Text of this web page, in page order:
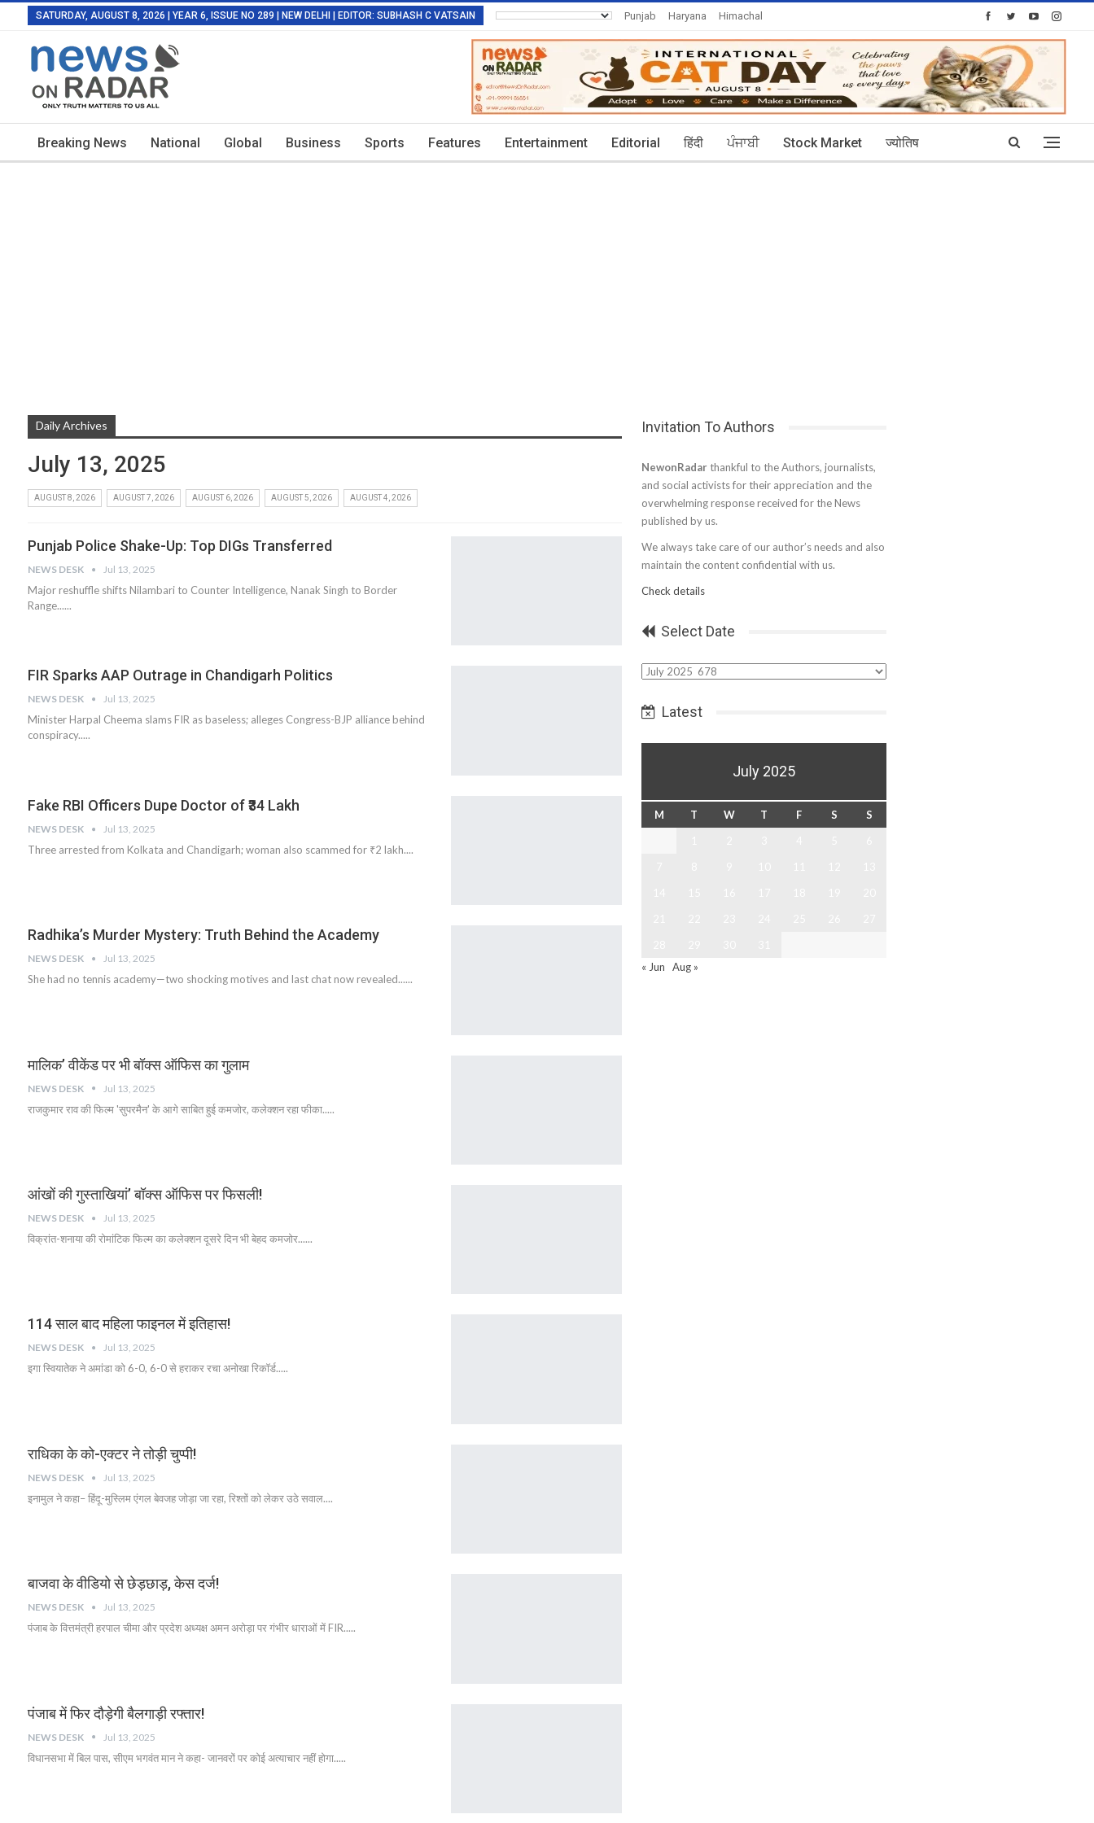
SATURDAY, AUGUST 8, 2026 | YEAR 6, ISSUE NO 289 | NEW DELHI | EDITOR: SUBHASH C VATSAIN Punjab Haryana
Himachal
Invitation To Authors
Today's Posts: 30
Breaking News National Global Business Sports Features Entertainment Editorial हिंदी ਪੰਜਾਬੀ Stock Market ज्योतिष
Daily Archives
July 13, 2025
AUGUST 8, 2026 AUGUST 7, 2026 AUGUST 6, 2026 AUGUST 5, 2026 AUGUST 4, 2026
Punjab Police Shake-Up: Top DIGs Transferred
NEWS DESK Jul 13, 2025
Major reshuffle shifts Nilambari to Counter Intelligence, Nanak Singh to Border
Range......
FIR Sparks AAP Outrage in Chandigarh Politics
NEWS DESK Jul 13, 2025
Minister Harpal Cheema slams FIR as baseless; alleges Congress-BJP alliance behind
conspiracy.....
Fake RBI Officers Dupe Doctor of ₹34 Lakh
NEWS DESK Jul 13, 2025
Three arrested from Kolkata and Chandigarh; woman also scammed for ₹2 lakh....
Radhika’s Murder Mystery: Truth Behind the Academy
NEWS DESK Jul 13, 2025
She had no tennis academy—two shocking motives and last chat now revealed......
मालिक’ वीकेंड पर भी बॉक्स ऑफिस का गुलाम
NEWS DESK Jul 13, 2025
राजकुमार राव की फिल्म 'सुपरमैन' के आगे साबित हुई कमजोर, कलेक्शन रहा फीका.....
आंखों की गुस्ताखियां’ बॉक्स ऑफिस पर फिसली!
NEWS DESK Jul 13, 2025
विक्रांत-शनाया की रोमांटिक फिल्म का कलेक्शन दूसरे दिन भी बेहद कमजोर......
114 साल बाद महिला फाइनल में इतिहास!
NEWS DESK Jul 13, 2025
इगा स्वियातेक ने अमांडा को 6-0, 6-0 से हराकर रचा अनोखा रिकॉर्ड.....
राधिका के को-एक्टर ने तोड़ी चुप्पी!
NEWS DESK Jul 13, 2025
इनामुल ने कहा– हिंदू-मुस्लिम एंगल बेवजह जोड़ा जा रहा, रिश्तों को लेकर उठे सवाल....
बाजवा के वीडियो से छेड़छाड़, केस दर्ज!
NEWS DESK Jul 13, 2025
पंजाब के वित्तमंत्री हरपाल चीमा और प्रदेश अध्यक्ष अमन अरोड़ा पर गंभीर धाराओं में FIR.....
पंजाब में फिर दौड़ेगी बैलगाड़ी रफ्तार!
NEWS DESK Jul 13, 2025
विधानसभा में बिल पास, सीएम भगवंत मान ने कहा- जानवरों पर कोई अत्याचार नहीं होगा.....
Invitation To Authors
NewonRadar thankful to the Authors, journalists,
and social activists for their appreciation and the
overwhelming response received for the News
published by us.
We always take care of our author’s needs and also
maintain the content confidential with us.
Check details
Select Date
Select
Latest
July 2025
M T W T F S
S
« Jun
Aug »